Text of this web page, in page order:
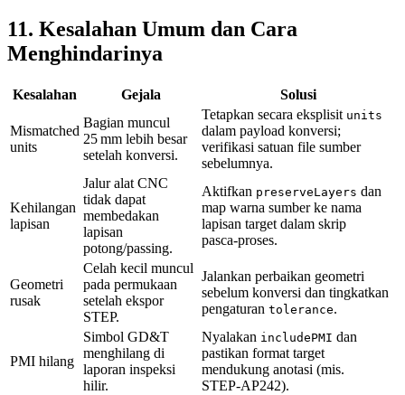
11. Kesalahan Umum dan Cara
Menghindarinya
Kesalahan Gejala Solusi
Mismatched
units
Bagian muncul
25 mm lebih besar
setelah konversi.
Tetapkan secara eksplisit units
dalam payload konversi;
verifikasi satuan file sumber
sebelumnya.
Kehilangan
lapisan
Jalur alat CNC
tidak dapat
membedakan
lapisan
potong/passing.
Aktifkan preserveLayers dan
map warna sumber ke nama
lapisan target dalam skrip
pasca‑proses.
Geometri
rusak
Celah kecil muncul
pada permukaan
setelah ekspor
STEP.
Jalankan perbaikan geometri
sebelum konversi dan tingkatkan
pengaturan tolerance.
PMI hilang
Simbol GD&T
menghilang di
laporan inspeksi
hilir.
Nyalakan includePMI dan
pastikan format target
mendukung anotasi (mis.
STEP‑AP242).